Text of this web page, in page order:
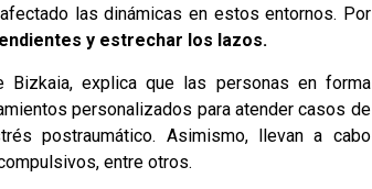
las dinámicas en estos entornos. Por
y estrechar los lazos.
explica que las personas en forma
personalizados para atender casos de
postraumático. Asimismo, llevan a cabo
entre otros.